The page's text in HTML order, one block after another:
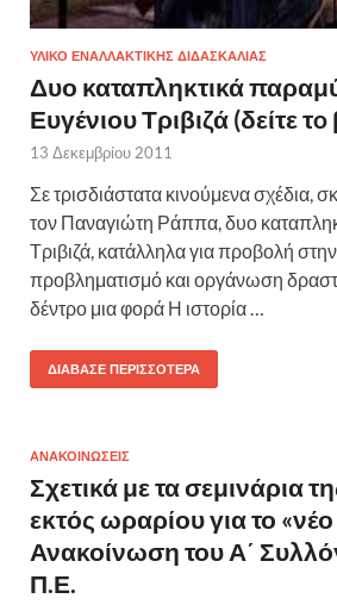
ΥΛΙΚΌ ΕΝΑΛΛΑΚΤΙΚΉΣ ΔΙΔΑΣΚΑΛΊΑΣ
Δυο καταπληκτικά
Ευγένιου Τριβιζά (δείτε τo
13 Δεκεμβρίου 2011
Σε τρισδιάστατα κινούμενα σχέδια,
τον Παναγιώτη Ράππα, δυο
Τριβιζά, κατάλληλα για προβολή
προβληματισμό και οργάνωση
δέντρο μια φορά Η ιστορία …
ΔΙΆΒΑΣΕ ΠΕΡΙΣΣΌΤΕΡΑ
ΑΝΑΚΟΙΝΩΣΕΙΣ
Σχετικά με τα σεμινάρια
εκτός ωραρίου για το
Ανακοίνωση του Α΄
Π.Ε.